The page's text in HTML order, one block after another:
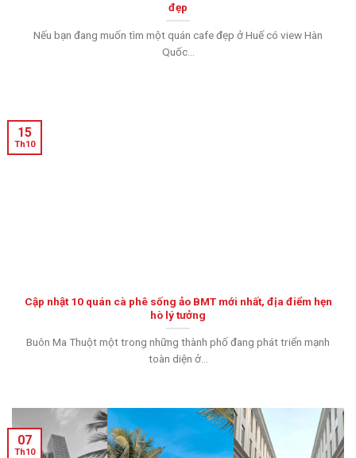
đẹp
Nếu bạn đang muốn tìm một quán cafe đẹp ở Huế có view Hàn
Quốc...
Cập nhật 10 quán cà phê sống ảo BMT mới nhất, địa điểm hẹn
hò lý tưởng
Buôn Ma Thuột một trong những thành phố đang phát triển mạnh
toàn diện ở...
15
Th10
07
Th10